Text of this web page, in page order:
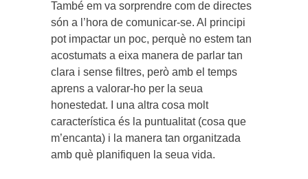
També em va sorprendre com de directes
són a l’hora de comunicar-se. Al principi
pot impactar un poc, perquè no estem tan
acostumats a eixa manera de parlar tan
clara i sense filtres, però amb el temps
aprens a valorar-ho per la seua
honestedat. I una altra cosa molt
característica és la puntualitat (cosa que
m’encanta) i la manera tan organitzada
amb què planifiquen la seua vida.